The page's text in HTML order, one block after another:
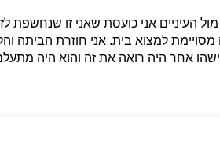
העיניים אני כועסת שאני זו שנחשפת
מסויימת למצוא בית. אני חוזרת הביתה
אחר היה רואה את זה והוא היה